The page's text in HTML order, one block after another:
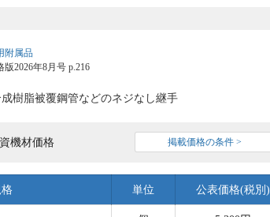
附属品
2026年8月号 p.216
樹脂被覆鋼管などのネジなし継手
機材価格 掲載価格の条件 >
格 単位 公表価格(税別)